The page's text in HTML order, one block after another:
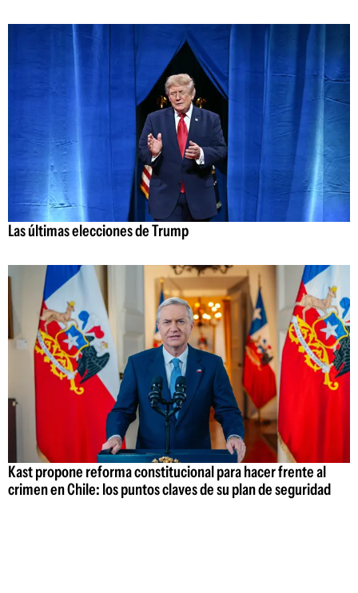
Las últimas elecciones de Trump
Kast propone reforma constitucional para hacer frente al
crimen en Chile: los puntos claves de su plan de seguridad